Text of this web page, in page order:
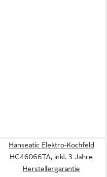
Hanseatic Elektro-Kochfeld
HC46066TA, inkl. 3 Jahre
Herstellergarantie